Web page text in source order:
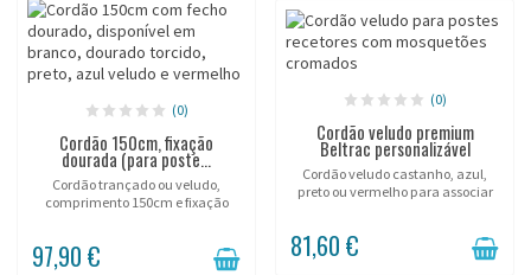
(0)
Cordão 150cm, fixação
dourada (para poste...
Cordão trançado ou veludo,
comprimento 150cm e fixação
97,90 €
(0)
Cordão veludo premium
Beltrac personalizável
Cordão veludo castanho, azul,
preto ou vermelho para associar
81,60 €